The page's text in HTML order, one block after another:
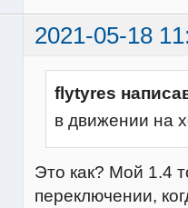
2021-05-18
flytyres
в движении на
Это как? Мой 1.4
переключении,